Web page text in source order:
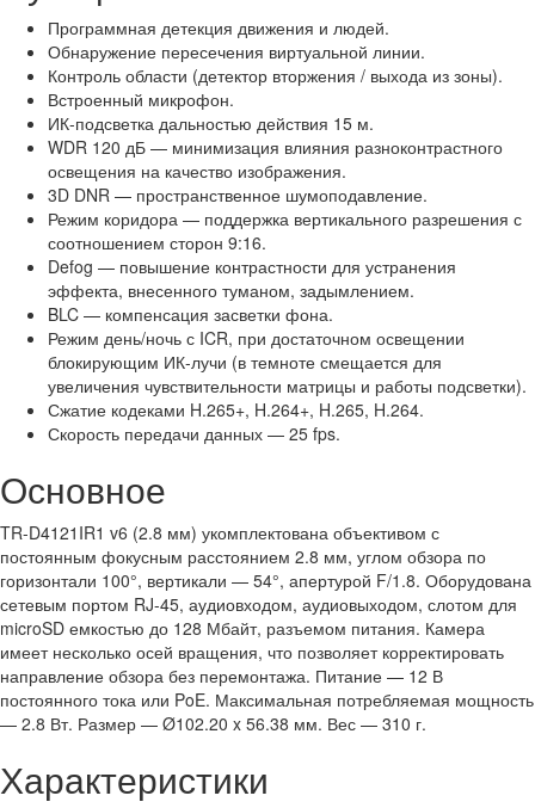
Программная детекция движения и людей.
Обнаружение пересечения виртуальной линии.
Контроль области (детектор вторжения / выхода из зоны).
Встроенный микрофон.
ИК-подсветка дальностью действия 15 м.
WDR 120 дБ — минимизация влияния разноконтрастного
освещения на качество изображения.
3D DNR — пространственное шумоподавление.
Режим коридора — поддержка вертикального разрешения с
соотношением сторон 9:16.
Defog — повышение контрастности для устранения
эффекта, внесенного туманом, задымлением.
BLC — компенсация засветки фона.
Режим день/ночь с ICR, при достаточном освещении
блокирующим ИК-лучи (в темноте смещается для
увеличения чувствительности матрицы и работы подсветки).
Сжатие кодеками H.265+, H.264+, H.265, H.264.
Скорость передачи данных — 25 fps.
Основное
TR-D4121IR1 v6 (2.8 мм) укомплектована объективом с
постоянным фокусным расстоянием 2.8 мм, углом обзора по
горизонтали 100°, вертикали — 54°, апертурой F/1.8. Оборудована
сетевым портом RJ-45, аудиовходом, аудиовыходом, слотом для
microSD емкостью до 128 Мбайт, разъемом питания. Камера
имеет несколько осей вращения, что позволяет корректировать
направление обзора без перемонтажа. Питание — 12 В
постоянного тока или PoE. Максимальная потребляемая мощность
— 2.8 Вт. Размер — Ø102.20 x 56.38 мм. Вес — 310 г.
Характеристики